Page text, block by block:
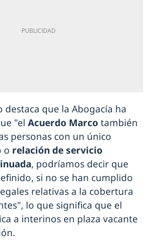
destaca que la Abogacía ha
"el Acuerdo Marco también
personas con un único
o relación de servicio
, podríamos decir que
si no se han cumplido
relativas a la cobertura
lo que significa que el
a interinos en plaza vacante